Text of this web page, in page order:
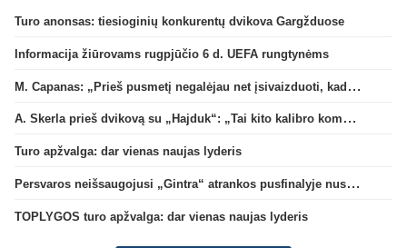
Turo anonsas: tiesioginių konkurentų dvikova Gargžduose
Informacija žiūrovams rugpjūčio 6 d. UEFA rungtynėms
M. Capanas: „Prieš pusmetį negalėjau net įsivaizduoti, kad žaisime prieš „Hajduk“
A. Skerla prieš dvikovą su „Hajduk“: „Tai kito kalibro komanda“
Turo apžvalga: dar vienas naujas lyderis
Persvaros neišsaugojusi „Gintra“ atrankos pusfinalyje nusileido Škotijos čempionėms
TOPLYGOS turo apžvalga: dar vienas naujas lyderis